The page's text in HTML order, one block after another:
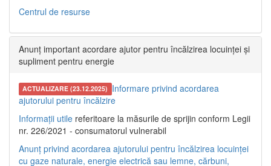
Centrul de resurse
Anunț important acordare ajutor pentru încălzirea locuinței și
supliment pentru energie
ACTUALIZARE (23.12.2025) Informare privind acordarea
ajutorului pentru încălzire
Informații utile referitoare la măsurile de sprijin conform Legii
nr. 226/2021 - consumatorul vulnerabil
Anunț privind acordarea ajutorului pentru încălzirea locuinței
cu gaze naturale, energie electrică sau lemne, cărbuni,